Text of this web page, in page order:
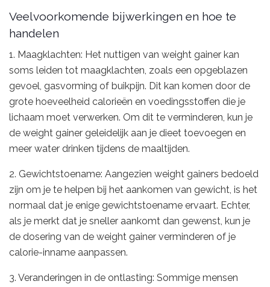
Veelvoorkomende bijwerkingen en hoe te
handelen
1. Maagklachten: Het nuttigen van weight gainer kan
soms leiden tot maagklachten, zoals een opgeblazen
gevoel, gasvorming of buikpijn. Dit kan komen door de
grote hoeveelheid calorieën en voedingsstoffen die je
lichaam moet verwerken. Om dit te verminderen, kun je
de weight gainer geleidelijk aan je dieet toevoegen en
meer water drinken tijdens de maaltijden.
2. Gewichtstoename: Aangezien weight gainers bedoeld
zijn om je te helpen bij het aankomen van gewicht, is het
normaal dat je enige gewichtstoename ervaart. Echter,
als je merkt dat je sneller aankomt dan gewenst, kun je
de dosering van de weight gainer verminderen of je
calorie-inname aanpassen.
3. Veranderingen in de ontlasting: Sommige mensen